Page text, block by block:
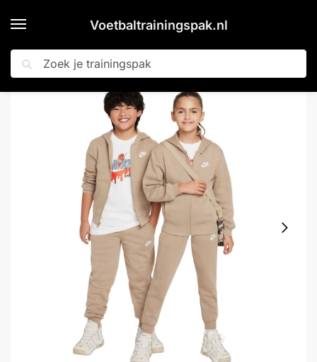
Voetbaltrainingspak.nl
Zoeken
Home » Shop » Nike Sportswear Club Fleece Trainingspak Full-Zip Hooded Kids Lichtbruin Wit